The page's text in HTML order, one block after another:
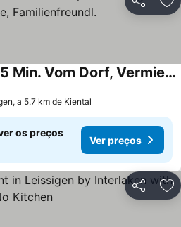
Partilhar
4 Fewo In Frutigen, 5 Min. Vom Dorf, Vermietung Auch Tageweise, Familienfreundl.
a 5.7 km de Kiental
os preços
Ver preços
Partilhar